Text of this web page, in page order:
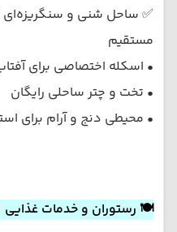
✅ ساحل شنی و
مستقیم
• اسکله اختصاصی برای
• تخت و چتر ساحلی رایگان
• محیطی دنج و آرام برای
🍽️ رستوران و خدمات غذایی